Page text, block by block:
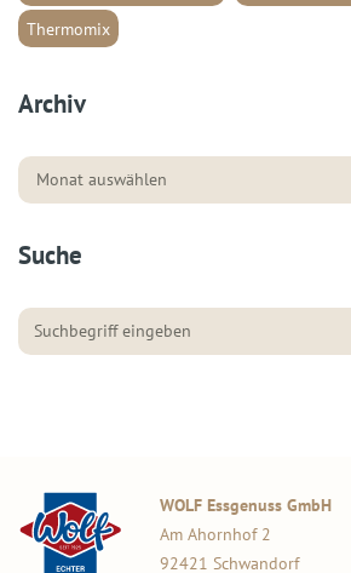
Thermomix
Archiv
Suche
WOLF Essgenuss GmbH
Am Ahornhof 2
92421 Schwandorf